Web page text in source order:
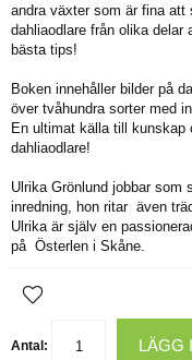
andra växter som är fina
dahliaodlare från olika
bästa tips!
Boken innehåller bilder på
över tvåhundra sorter med
En ultimat källa till
dahliaodlare!
Ulrika Grönlund jobbar som
inredning, hon ritar även
Ulrika är själv en
på Österlen i Skåne.
Antal: LÄGG